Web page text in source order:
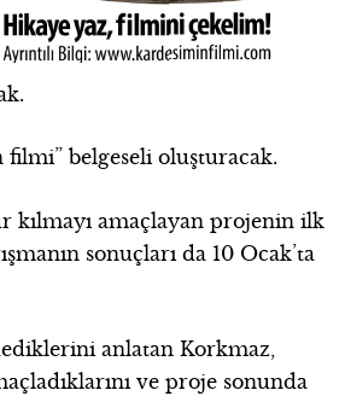
filmi” belgeseli oluşturacak.
kılmayı amaçlayan projenin ilk
sonuçları da 10 Ocak’ta
anlatan Korkmaz,
ve proje sonunda